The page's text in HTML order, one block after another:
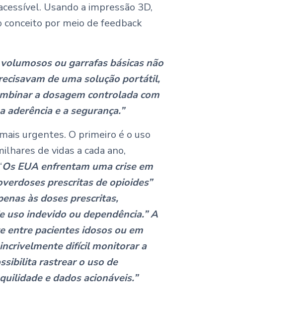
Usando a impressão 3D,
por meio de feedback
ou garrafas básicas não
de uma solução portátil,
a dosagem controlada com
e a segurança.”
urgentes. O primeiro é o uso
de vidas a cada ano,
Os EUA enfrentam uma crise em
prescritas de opioides”
às doses prescritas,
indevido ou dependência.” A
entre pacientes idosos ou em
difícil monitorar a
rastrear o uso de
e dados acionáveis.”